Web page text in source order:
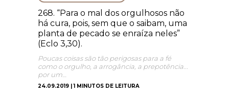
268. “Para o mal dos orgulhosos não
há cura, pois, sem que o saibam, uma
planta de pecado se enraíza neles”
(Eclo 3,30).
Poucas coisas são tão perigosas para a fé
como o orgulho, a arrogância, a prepotência...
por um…
24.09.2019 | 1 MINUTOS DE LEITURA